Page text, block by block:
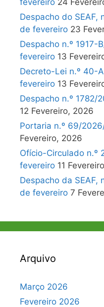
fevereiro 24
Despacho do SEAF,
de fevereiro 23
Despacho n.º 1917-
fevereiro 13
Decreto-Lei n.º 40-
fevereiro 13
Despacho n.º 1782/
12 Fevereiro, 2026
Portaria n.º 69/
Fevereiro, 2026
Ofício-Circulado n.º
fevereiro 11
Despacho da SEAF,
de fevereiro 7
Arquivo
Março 2026
Fevereiro 2026